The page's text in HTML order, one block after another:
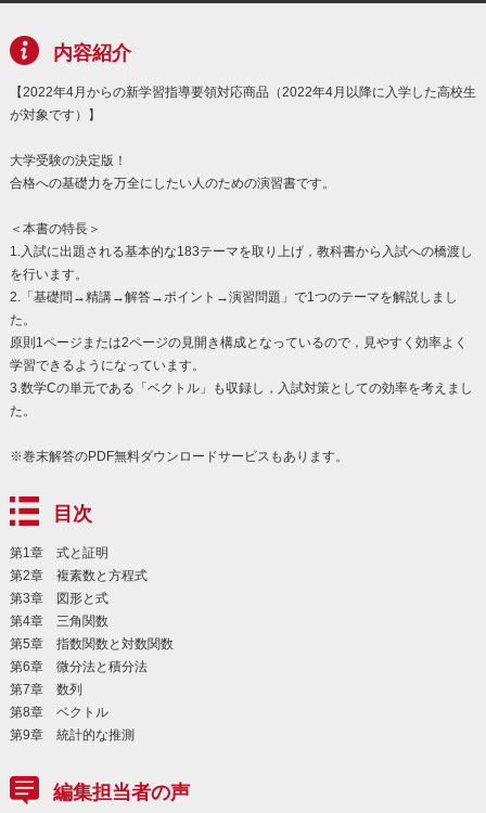
内容紹介
【2022年4月からの新学習指導要領対応商品（2022年4月以降に入学した高校生
が対象です）】
大学受験の決定版！
合格への基礎力を万全にしたい人のための演習書です。
＜本書の特長＞
1.入試に出題される基本的な183テーマを取り上げ，教科書から入試への橋渡し
を行います。
2.「基礎問→精講→解答→ポイント→演習問題」で1つのテーマを解説しまし
た。
原則1ページまたは2ページの見開き構成となっているので，見やすく効率よく
学習できるようになっています。
3.数学Cの単元である「ベクトル」も収録し，入試対策としての効率を考えまし
た。
※巻末解答のPDF無料ダウンロードサービスもあります。
目次
第1章 式と証明
第2章 複素数と方程式
第3章 図形と式
第4章 三角関数
第5章 指数関数と対数関数
第6章 微分法と積分法
第7章 数列
第8章 ベクトル
第9章 統計的な推測
編集担当者の声